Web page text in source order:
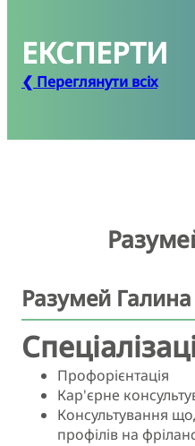
ЕКСПЕРТИ
❮ Переглянути всіх
Разумей Галина
Профорієнтація
Кар'єрне
Консультування
профілів на